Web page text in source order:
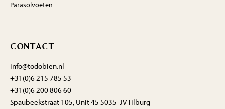
Parasolvoeten
CONTACT
info@todobien.nl
+31(0)6 215 785 53
+31(0)6 200 806 60
Spaubeekstraat 105, Unit 45 5035 JV Tilburg